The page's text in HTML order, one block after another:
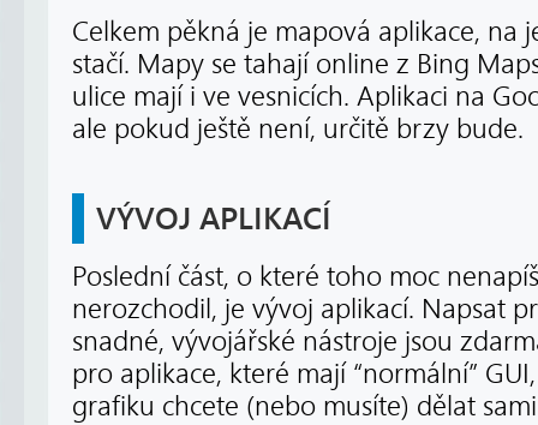
Celkem pěkná je mapová aplikace, na
stačí. Mapy se tahají online z Bing
ulice mají i ve vesnicích. Aplikaci na
ale pokud ještě není, určitě brzy bude.
VÝVOJ APLIKACÍ
Poslední část, o které toho moc
nerozchodil, je vývoj aplikací. Napsat
snadné, vývojářské nástroje jsou
pro aplikace, které mají “normální”
grafiku chcete (nebo musíte) dělat